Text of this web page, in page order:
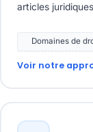
articles
Domaines de
Voir notre